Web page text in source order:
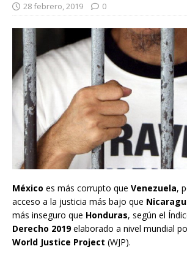
28 febrero, 2019 0
México es más corrupto que Venezuela,
acceso a la justicia más bajo que
más inseguro que Honduras, según el
Derecho 2019elaborado a nivel mundial
World Justice Project (WJP).